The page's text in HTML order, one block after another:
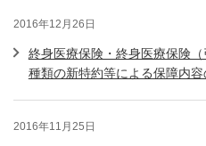
2016年12月26日
終身医療保険・終身医療保険
種類の新特約等による保障内
2016年11月25日